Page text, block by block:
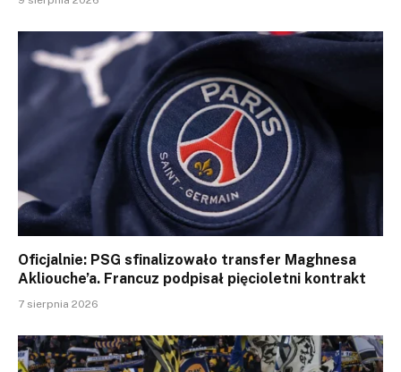
Oficjalnie: PSG sfinalizowało transfer Maghnesa
Akliouche’a. Francuz podpisał pięcioletni kontrakt
7 sierpnia 2026